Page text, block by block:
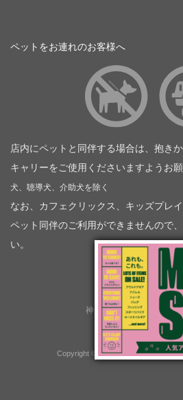
ペットをお連れのお客様へ
店内にペットと同伴する場合は、抱き
キャリーをご使用くださいますようお願
犬、聴導犬、介助犬を除く
なお、カフェクリックス、キッズプレ
ペット同伴のご利用ができませんので
い。
神奈川トヨタ自動車（企
トヨタモビリティ神
株式会社会社ＫＴグル
Copyright © GOOD OPEN AIRS